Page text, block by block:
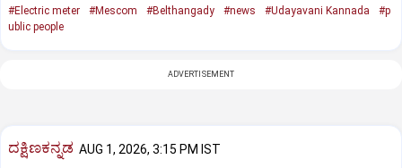
#Electric meter #Mescom #Belthangady #news #Udayavani Kannada
#p
ublic people
ADVERTISEMENT
ದಕ್ಷಿಣಕನ್ನಡ AUG 1, 2026, 3:15 PM IST